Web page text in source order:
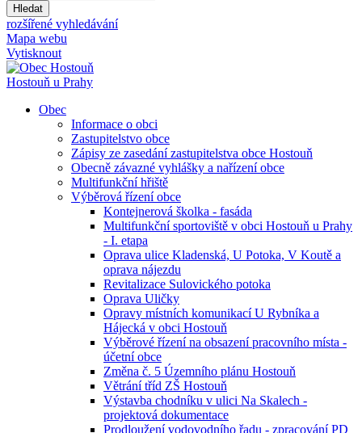
Hledat
rozšířené vyhledávání
Mapa webu
Vytisknout
Hostouň u Prahy
Obec
Informace o obci
Zastupitelstvo obce
Zápisy ze zasedání zastupitelstva obce Hostouň
Obecně závazné vyhlášky a nařízení obce
Multifunkční hřiště
Výběrová řízení obce
Kontejnerová školka - fasáda
Multifunkční sportoviště v obci Hostouň u Prahy
- I. etapa
Oprava ulice Kladenská, U Potoka, V Koutě a
oprava nájezdu
Revitalizace Sulovického potoka
Oprava Uličky
Opravy místních komunikací U Rybníka a
Hájecká v obci Hostouň
Výběrové řízení na obsazení pracovního místa -
účetní obce
Změna č. 5 Územního plánu Hostouň
Větrání tříd ZŠ Hostouň
Výstavba chodníku v ulici Na Skalech -
projektová dokumentace
Prodloužení vodovodního řadu - zpracování PD